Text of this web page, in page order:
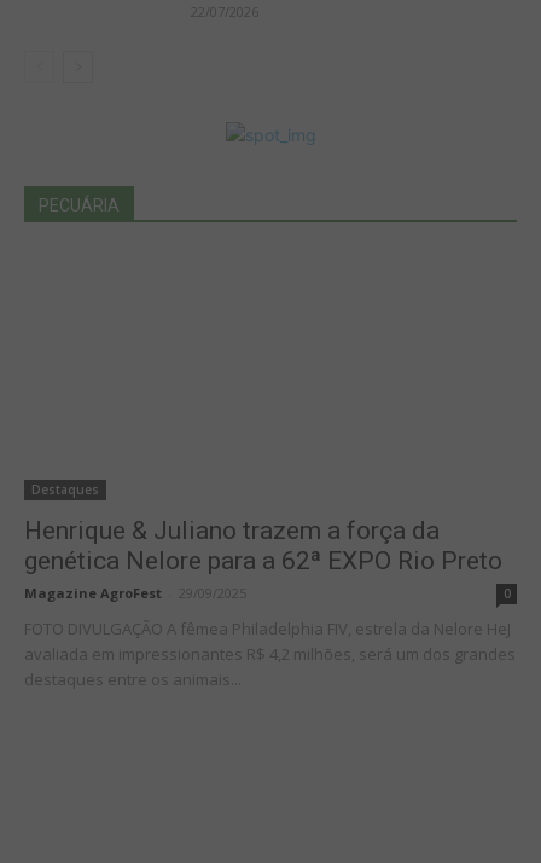
22/07/2026
PECUÁRIA
Destaques
Henrique & Juliano trazem a força da
genética Nelore para a 62ª EXPO Rio Preto
Magazine AgroFest 29/09/2025 0
FOTO DIVULGAÇÃO A fêmea Philadelphia FIV, estrela da Nelore HeJ
avaliada em impressionantes R$ 4,2 milhões, será um dos grandes
destaques entre os animais...